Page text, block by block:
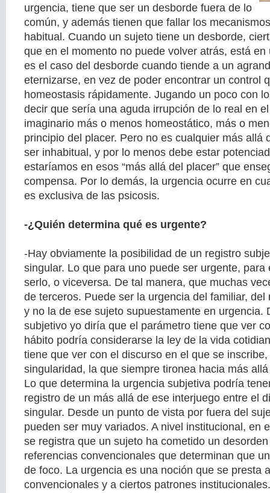
urgencia, tiene que ser un desborde fuera de lo
común, y además tienen que fallar los
habitual. Cuando un sujeto tiene un desborde,
que en el momento no puede volver atrás, está
es el caso del desborde cuando tiende a un
eternizarse, en vez de poder encontrar un control
homeostasis rápidamente. Jugando un poco con
decir que sería una aguda irrupción de lo real en
imaginario más o menos homeostático, más o
principio del placer. Pero no es cualquier más allá
ser inhabitual, y por lo menos debe estar
estaríamos en esos “más allá del placer” que
compensa. Por lo demás, la urgencia ocurre en
es exclusiva de las psicosis.
-¿Quién determina qué es urgente?
-Hay obviamente la posibilidad de un registro
singular. Lo que para uno puede ser urgente, para
serlo, o viceversa. De tal manera, que muchas
de terceros. Puede ser la urgencia del familiar, del
y no la de ese sujeto supuestamente en urgencia.
subjetivo yo diría que el parámetro tiene que ver
hábito podría considerarse la ley de la vida
tiene que ver con el discurso en el que se
singularidad, la que siempre tironea hacia más
Lo que determina la urgencia subjetiva podría
registro de un más allá de ese interjuego entre el
singular. Desde un punto de vista por fuera del
pueden ser muy variados. A nivel institucional, en
se registra que un sujeto ha cometido un
referencias convencionales que determinan que
de foco. La urgencia es una noción que se presta
convencionales y a ciertos patrones